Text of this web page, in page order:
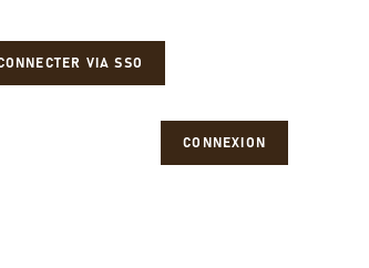
VIA SSO
CONNEXION